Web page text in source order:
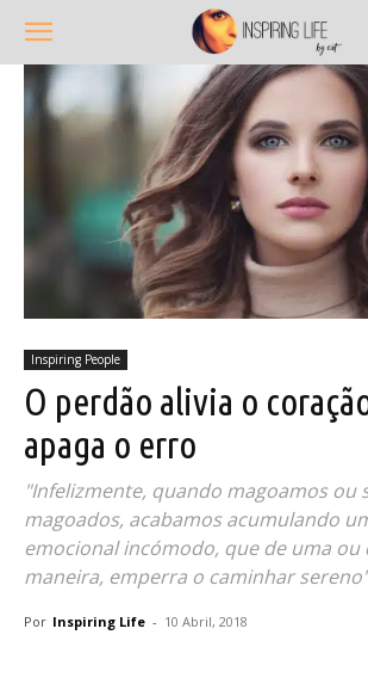
Inspiring People
O perdão alivia o
apaga o erro
"Infelizmente, quando magoamos ou
magoados, acabamos acumulando
emocional incómodo, que de uma ou
maneira, emperra o caminhar sereno"
Por Inspiring Life - 10 Abril, 2018